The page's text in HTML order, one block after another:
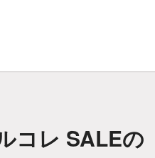
コレ SALEの